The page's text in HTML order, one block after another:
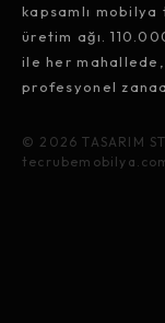
kapsamlı mobilya
üretim ağı.
ile her
profesyonel
© 2026 TASARIM